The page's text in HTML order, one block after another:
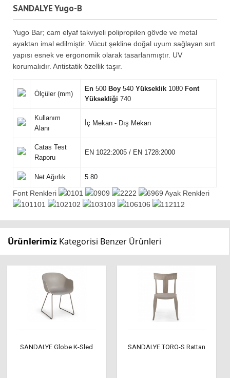
SANDALYE Yugo-B
Yugo Bar; cam elyaf takviyeli polipropilen gövde ve metal
ayaktan imal edilmiştir. Vücut şekline doğal uyum sağlayan sırt
yapısı esnek ve ergonomik olarak tasarlanmıştır. UV
korumalıdır. Antistatik özellik taşır.
Ölçüler (mm)
En 500 Boy 540Yükseklik 1080 Font
Yüksekliği 740
Kullanım
Alanı
İç Mekan - Dış Mekan
Catas Test
Raporu
EN 1022:2005 / EN 1728:2000
Net Ağırlık 5.80
Font Renkleri 01 09 22
69 Ayak Renkleri
101
102 103 106 112
Ürünlerimiz Kategorisi Benzer Ürünleri
SANDALYE Globe K-Sled SANDALYE TORO-S Rattan